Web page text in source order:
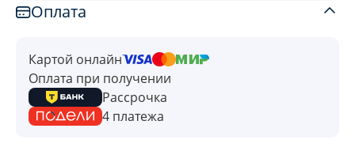
Оплата
Картой онлайн
Оплата при получении
Рассрочка
4 платежа